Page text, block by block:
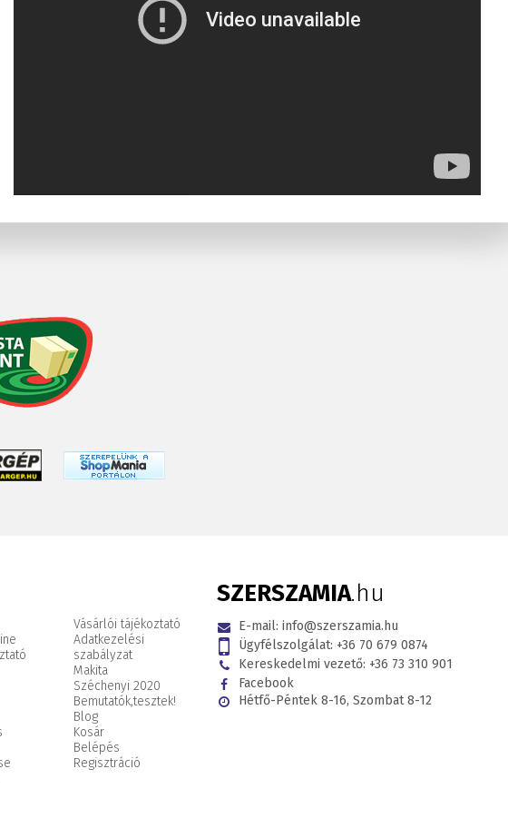
Vásárlói tájékoztató
Adatkezelési
szabályzat
Makita
Széchenyi 2020
Bemutatók,tesztek!
Blog
Kosár
Belépés
Regisztráció
SZERSZAMIA.hu
E-mail: info@szerszamia.hu
Ügyfélszolgálat: +36 70 679 0874
Kereskedelmi vezető: +36 73 310 901
Facebook
Hétfő-Péntek 8-16, Szombat 8-12